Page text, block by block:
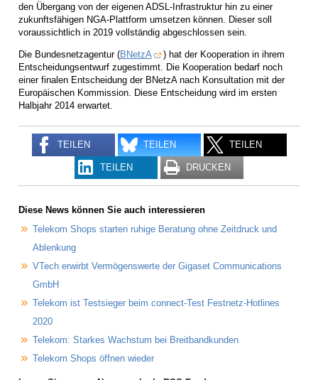
den Übergang von der eigenen ADSL-Infrastruktur hin zu einer
zukunftsfähigen NGA-Plattform umsetzen können. Dieser soll
voraussichtlich in 2019 vollständig abgeschlossen sein.
Die Bundesnetzagentur (BNetzA
) hat der Kooperation in ihrem
Entscheidungsentwurf zugestimmt. Die Kooperation bedarf noch
einer finalen Entscheidung der BNetzA nach Konsultation mit der
Europäischen Kommission. Diese Entscheidung wird im ersten
Halbjahr 2014 erwartet.
TEILEN TEILEN TEILEN
TEILEN DRUCKEN
Diese News können Sie auch interessieren
Telekom Shops starten ruhige Beratung ohne Zeitdruck und
Ablenkung
VTech erwirbt Vermögenswerte der Gigaset Communications
GmbH
Telekom ist Testsieger beim connect-Test Festnetz-Hotlines
2020
Telekom: Starkes Wachstum bei Breitbandkunden
Telekom Shops öffnen wieder